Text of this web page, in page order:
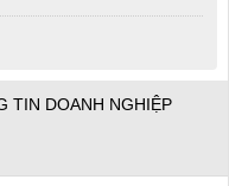
TIN DOANH NGHIỆP